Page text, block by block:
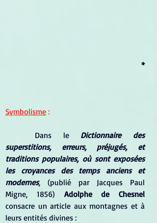
*
Symbolisme :
Dans le Dictionnaire des
superstitions, erreurs, préjugés, et
traditions populaires, où sont exposées
les croyances des temps anciens et
modernes, (publié par Jacques Paul
Migne, 1856)
consacre un article aux montagnes et à
leurs entités divines :